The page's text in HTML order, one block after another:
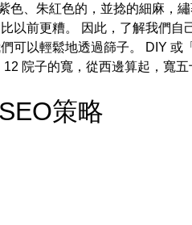
色、朱紅色的，並捻的細麻，
以前更糟。 因此，了解我們自
可以輕鬆地透過篩子。 DIY 或
院子的寬，從西邊算起，寬五
策略